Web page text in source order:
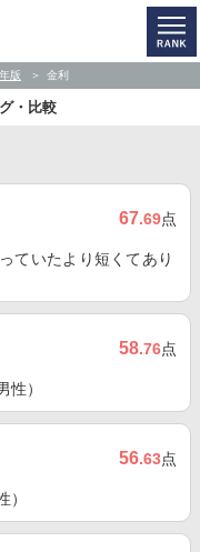
版 金利
・比較
67.69点
ていたより短くてあり
58.76点
）
56.63点